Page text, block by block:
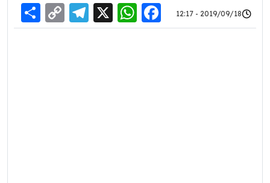
2019/09/18 - 12:17
Facebook
WhatsApp
X
Link